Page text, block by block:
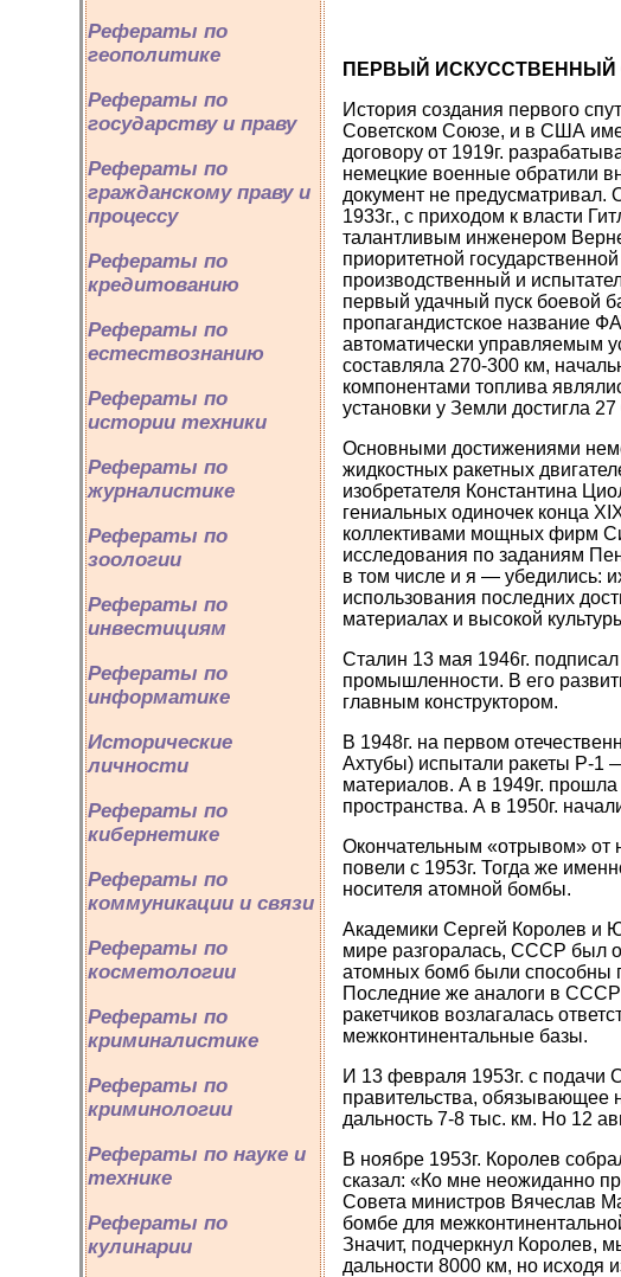
Рефераты по
геополитике
Рефераты по
государству и праву
Рефераты по
гражданскому праву и
процессу
Рефераты по
кредитованию
Рефераты по
естествознанию
Рефераты по
истории техники
Рефераты по
журналистике
Рефераты по
зоологии
Рефераты по
инвестициям
Рефераты по
информатике
Исторические
личности
Рефераты по
кибернетике
Рефераты по
коммуникации и связи
Рефераты по
косметологии
Рефераты по
криминалистике
Рефераты по
криминологии
Рефераты по науке и
технике
Рефераты по
кулинарии
ПЕРВЫЙ ИСКУССТВЕННЫЙ
История создания первого
Советском Союзе, и в США
договору от 1919г.
немецкие военные обратили
документ не предусматривал.
1933г., с приходом к власти
талантливым инженером
приоритетной
производственный и
первый удачный пуск боевой
пропагандистское название
автоматически управляемым
составляла 270‑300 км,
компонентами топлива
установки у Земли достигла
Основными достижениями
жидкостных ракетных
изобретателя Константина
гениальных одиночек конца
коллективами мощных фирм
исследования по заданиям
в том числе и я — убедились:
использования последних
материалах и высокой
Сталин 13 мая 1946г.
промышленности. В его
главным конструктором.
В 1948г. на первом
Ахтубы) испытали ракеты Р‑1
материалов. А в 1949г. прошла
пространства. А в 1950г.
Окончательным «отрывом» от
повели с 1953г. Тогда же
носителя атомной бомбы.
Академики Сергей Королев и
мире разгоралась, СССР был
атомных бомб были способны
Последние же аналоги в СССР
ракетчиков возлагалась
межконтинентальные базы.
И 13 февраля 1953г. с подачи
правительства, обязывающее
дальность 7‑8 тыс. км. Но 12
В ноябре 1953г. Королев
сказал: «Ко мне неожиданно
Совета министров Вячеслав
бомбе для
Значит, подчеркнул Королев,
дальности 8000 км, но исходя